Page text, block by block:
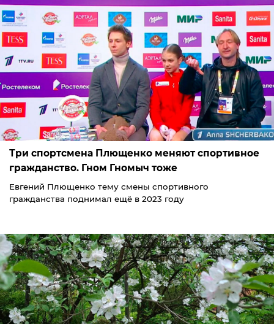
Три спортсмена Плющенко меняют спортивное
гражданство. Гном Гномыч тоже
Евгений Плющенко тему смены спортивного
гражданства поднимал ещё в 2023 году